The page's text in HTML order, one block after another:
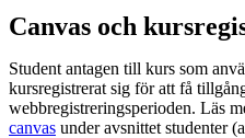
Canvas och
Student antagen till kurs som
kursregistrerat sig för att få
webbregistreringsperioden. Läs
canvas under avsnittet studenter